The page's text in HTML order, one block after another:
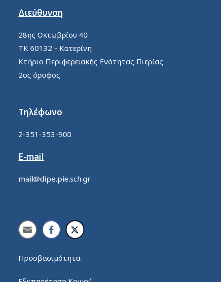
Διεύθυνση
28ης Οκτωβρίου 40
ΤΚ 60132 - Κατερίνη
Κτήριο Περιφερειακής Ενότητας Πιερίας
2ος όροφος
Τηλέφωνο
2-351-353-900
E-mail
mail@dipe.pie.sch.gr
Προσβασιμότητα